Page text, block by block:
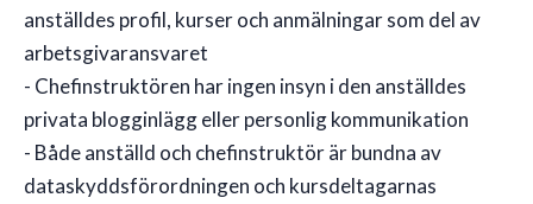
anställdes profil, kurser och anmälningar som del av
arbetsgivaransvaret
- Chefinstruktören har ingen insyn i den anställdes
privata blogginlägg eller personlig kommunikation
- Både anställd och chefinstruktör är bundna av
dataskyddsförordningen och kursdeltagarnas